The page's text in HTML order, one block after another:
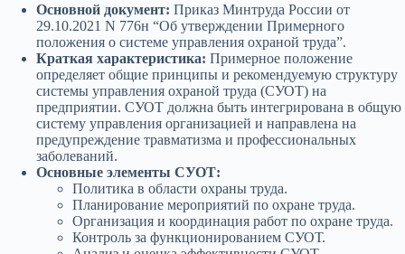
Основной документ: Приказ Минтруда России от
29.10.2021 N 776н “Об утверждении Примерного
положения о системе управления охраной труда”.
Краткая характеристика: Примерное положение
определяет общие принципы и рекомендуемую структуру
системы управления охраной труда (СУОТ) на
предприятии. СУОТ должна быть интегрирована в общую
систему управления организацией и направлена на
предупреждение травматизма и профессиональных
заболеваний.
Основные элементы СУОТ:
Политика в области охраны труда.
Планирование мероприятий по охране труда.
Организация и координация работ по охране труда.
Контроль за функционированием СУОТ.